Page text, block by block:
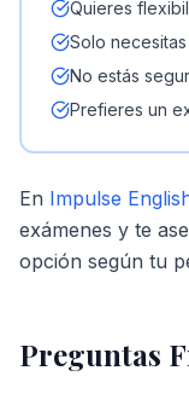
Quieres
Solo
No estás
Prefieres un
En Impulse
exámenes y te
opción según tu
Preguntas